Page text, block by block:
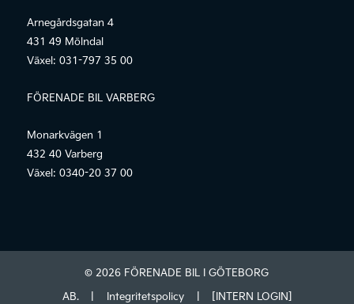
Arnegårdsgatan 4
431 49 Mölndal
Växel: 031-797 35 00
FÖRENADE BIL VARBERG
Monarkvägen 1
432 40 Varberg
Växel: 0340-20 37 00
© 2026 FÖRENADE BIL I GÖTEBORG
AB.
| Integritetspolicy | [INTERN LOGIN]